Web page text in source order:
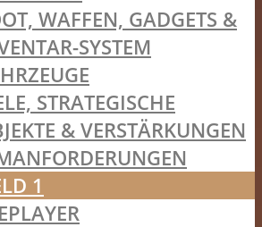
WAFFEN, GADGETS &
SYSTEM
STRATEGISCHE
& VERSTÄRKUNGEN
1